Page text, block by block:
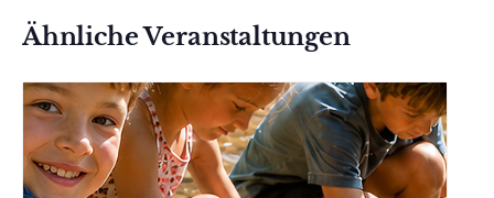
Ähnliche Veranstaltungen